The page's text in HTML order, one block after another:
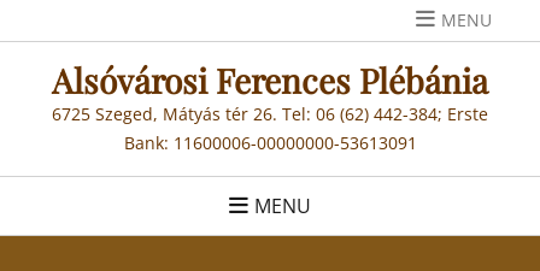
to
content
MENU
Alsóvárosi Ferences Plébánia
6725 Szeged, Mátyás tér 26. Tel: 06 (62) 442-384; Erste
Bank: 11600006-00000000-53613091
MENU